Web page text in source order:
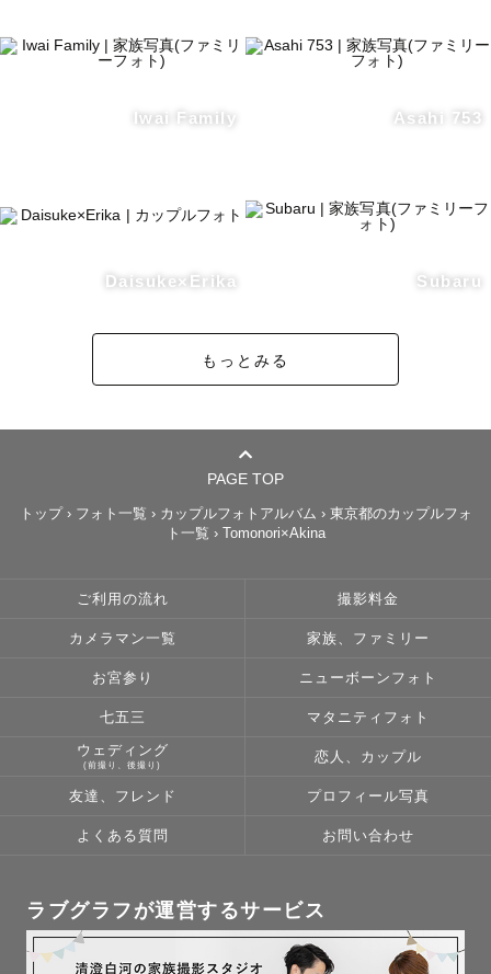
Iwai Family Asahi 753
Daisuke×Erika Subaru
もっとみる
PAGE TOP
トップ› フォト一覧 › カップルフォトアルバム › 東京都のカップルフォ
ト一覧 › Tomonori×Akina
ご利用の流れ 撮影料金
カメラマン一覧 家族、ファミリー
お宮参り ニューボーンフォト
七五三 マタニティフォト
ウェディング
(前撮り、後撮り)
恋人、カップル
友達、フレンド プロフィール写真
よくある質問 お問い合わせ
ラブグラフが運営するサービス